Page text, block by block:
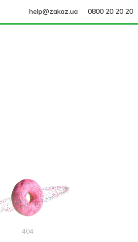
help@zakaz.ua 0800 20 20 20
404